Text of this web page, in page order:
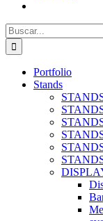
Buscar:
Portfolio
Stands